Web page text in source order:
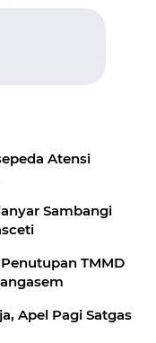
Sambangi
TMMD
Apel Pagi Satgas